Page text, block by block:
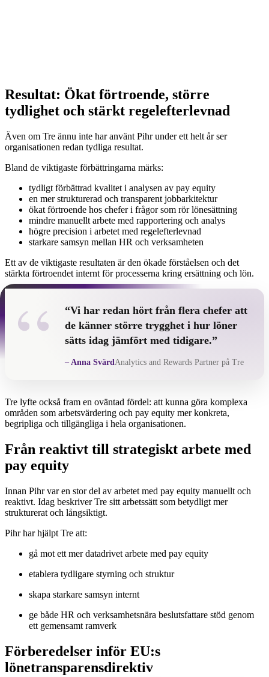
Resultat: Ökat förtroende, större
tydlighet och stärkt regelefterlevnad
Även om Tre ännu inte har använt Pihr under ett helt år ser
organisationen redan tydliga resultat.
Bland de viktigaste förbättringarna märks:
tydligt förbättrad kvalitet i analysen av pay equity
en mer strukturerad och transparent jobbarkitektur
ökat förtroende hos chefer i frågor som rör lönesättning
mindre manuellt arbete med rapportering och analys
högre precision i arbetet med regelefterlevnad
starkare samsyn mellan HR och verksamheten
Ett av de viktigaste resultaten är den ökade förståelsen och det
stärkta förtroendet internt för processerna kring ersättning och lön.
“
“Vi har redan hört från flera chefer att
de känner större trygghet i hur löner
sätts idag jämfört med tidigare.”
– Anna SvärdAnalytics and Rewards Partner på Tre
Tre lyfte också fram en oväntad fördel: att kunna göra komplexa
områden som arbetsvärdering och pay equity mer konkreta,
begripliga och tillgängliga i hela organisationen.
Från reaktivt till strategiskt arbete med
pay equity
Innan Pihr var en stor del av arbetet med pay equity manuellt och
reaktivt. Idag beskriver Tre sitt arbetssätt som betydligt mer
strukturerat och långsiktigt.
Pihr har hjälpt Tre att:
gå mot ett mer datadrivet arbete med pay equity
etablera tydligare styrning och struktur
skapa starkare samsyn internt
ge både HR och verksamhetsnära beslutsfattare stöd genom
ett gemensamt ramverk
Förberedelser inför EU:s
lönetransparensdirektiv